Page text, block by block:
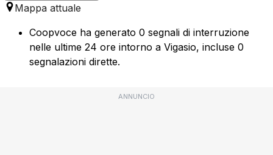
Mappa attuale
Coopvoce ha generato 0 segnali di interruzione
nelle ultime 24 ore intorno a Vigasio, incluse 0
segnalazioni dirette.
ANNUNCIO